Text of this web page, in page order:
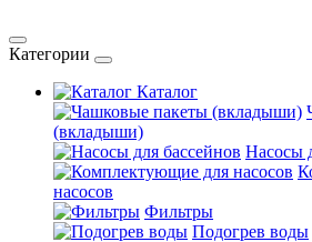
Категории
Каталог
(вкладыши)
Насосы
насосов
Фильтры
Подогрев воды